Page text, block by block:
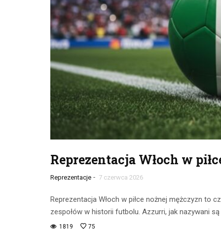
Reprezentacja Włoch w
Reprezentacje - 7 czerwca 2026
Reprezentacja Włoch w piłce nożnej mężczyzn to
zespołów w historii futbolu. Azzurri, jak nazywani są
1819 75